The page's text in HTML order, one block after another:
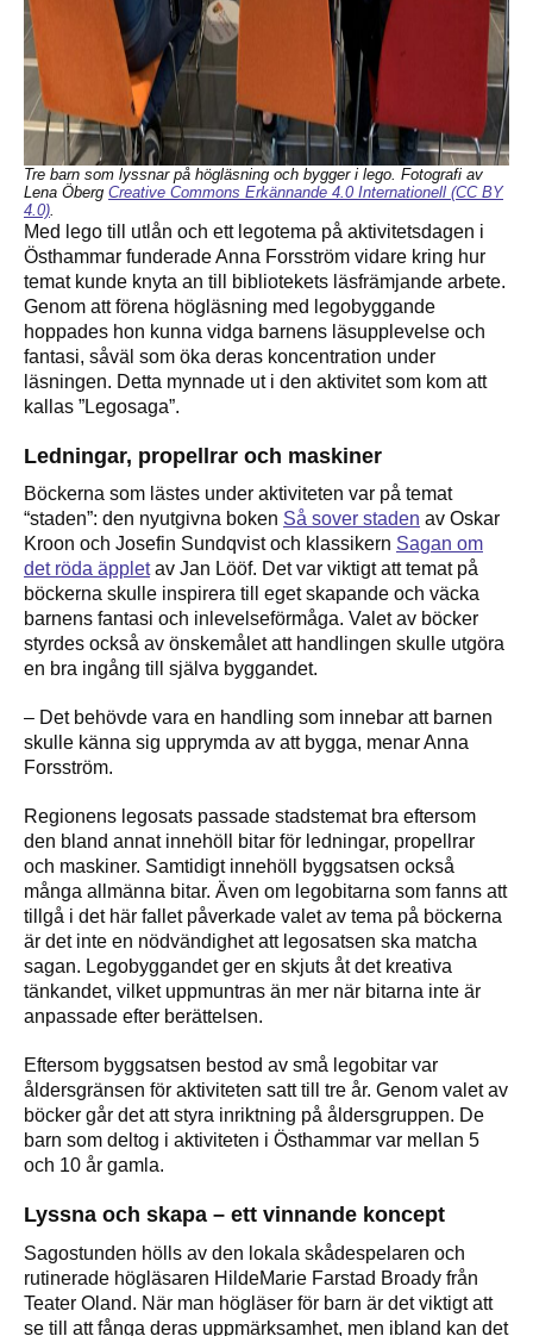
Tre barn som lyssnar på högläsning och bygger i lego. Fotografi av
Lena Öberg Creative Commons Erkännande 4.0 Internationell (CC BY
4.0)
Med lego till utlån och ett legotema på aktivitetsdagen i
Östhammar funderade Anna Forsström vidare kring hur
temat kunde knyta an till bibliotekets läsfrämjande arbete.
Genom att förena högläsning med legobyggande
hoppades hon kunna vidga barnens läsupplevelse och
fantasi, såväl som öka deras koncentration under
läsningen. Detta mynnade ut i den aktivitet som kom att
kallas ”Legosaga”.
Ledningar, propellrar och maskiner
Böckerna som lästes under aktiviteten var på temat
“staden”: den nyutgivna boken Så sover staden av Oskar
Kroon och Josefin Sundqvist och klassikern Sagan om
det röda äppletav Jan Lööf. Det var viktigt att temat på
böckerna skulle inspirera till eget skapande och väcka
barnens fantasi och inlevelseförmåga. Valet av böcker
styrdes också av önskemålet att handlingen skulle utgöra
en bra ingång till själva byggandet.
– Det behövde vara en handling som innebar att barnen
skulle känna sig upprymda av att bygga, menar Anna
Forsström.
Regionens legosats passade stadstemat bra eftersom
den bland annat innehöll bitar för ledningar, propellrar
och maskiner. Samtidigt innehöll byggsatsen också
många allmänna bitar. Även om legobitarna som fanns att
tillgå i det här fallet påverkade valet av tema på böckerna
är det inte en nödvändighet att legosatsen ska matcha
sagan. Legobyggandet ger en skjuts åt det kreativa
tänkandet, vilket uppmuntras än mer när bitarna inte är
anpassade efter berättelsen.
Eftersom byggsatsen bestod av små legobitar var
åldersgränsen för aktiviteten satt till tre år. Genom valet av
böcker går det att styra inriktning på åldersgruppen. De
barn som deltog i aktiviteten i Östhammar var mellan 5
och 10 år gamla.
Lyssna och skapa – ett vinnande koncept
Sagostunden hölls av den lokala skådespelaren och
rutinerade högläsaren HildeMarie Farstad Broady från
Teater Oland. När man högläser för barn är det viktigt att
se till att fånga deras uppmärksamhet, men ibland kan det